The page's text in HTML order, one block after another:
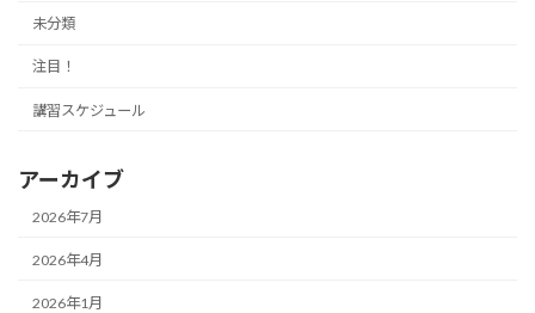
未分類
注目！
講習スケジュール
アーカイブ
2026年7月
2026年4月
2026年1月